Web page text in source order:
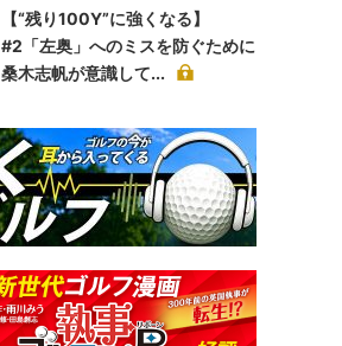
【“残り100Y”に強くなる】
#2「左奥」へのミスを防ぐために
桑木志帆が意識して...